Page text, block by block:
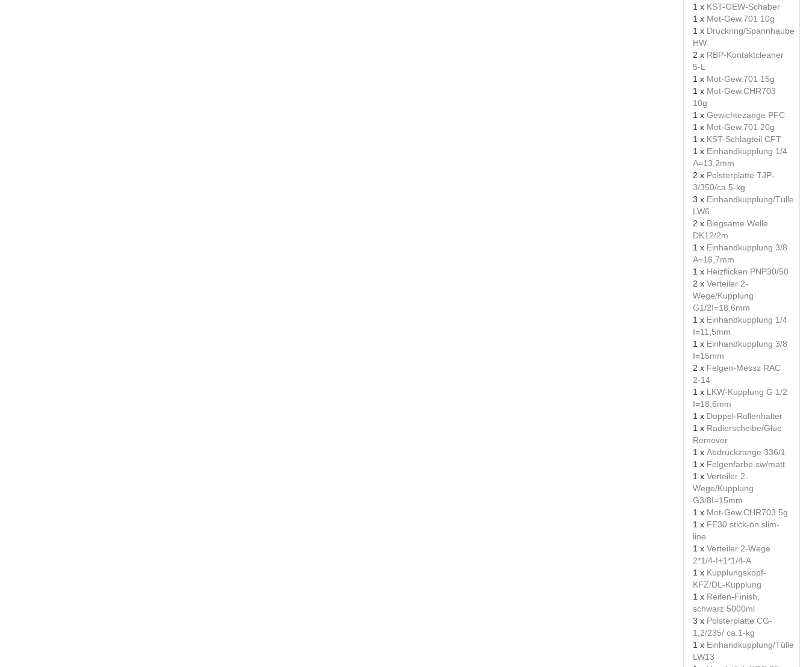
1 x KST-GEW-Schaber
1 x Mot-Gew.701 10g
1 x Druckring/Spannhaube
HW
2 x RBP-Kontaktcleaner
5-L
1 x Mot-Gew.701 15g
1 x Mot-Gew.CHR703
10g
1 x Gewichtezange PFC
1 x Mot-Gew.701 20g
1 x KST-Schlagteil CFT
1 x Einhandkupplung 1/4
A=13,2mm
2 x Polsterplatte TJP-
3/350/ca.5-kg
3 x Einhandkupplung/Tülle
LW6
2 x Biegsame Welle
DK12/2m
1 x Einhandkupplung 3/8
A=16,7mm
1 x Heizflicken PNP30/50
2 x Verteiler 2-
Wege/Kupplung
G1/2I=18,6mm
1 x Einhandkupplung 1/4
I=11,5mm
1 x Einhandkupplung 3/8
I=15mm
2 x Felgen-Messz RAC
2-14
1 x LKW-Kupplung G 1/2
I=18,6mm
1 x Doppel-Rollenhalter
1 x Radierscheibe/Glue
Remover
1 x Abdrückzange 336/1
1 x Felgenfarbe sw/matt
1 x Verteiler 2-
Wege/Kupplung
G3/8I=15mm
1 x Mot-Gew.CHR703 5g
1 x FE30 stick-on slim-
line
1 x Verteiler 2-Wege
2*1/4-I+1*1/4-A
1 x Kupplungskopf-
KFZ/DL-Kupplung
1 x Reifen-Finish,
schwarz 5000ml
3 x Polsterplatte CG-
1,2/235/ ca.1-kg
1 x Einhandkupplung/Tülle
LW13